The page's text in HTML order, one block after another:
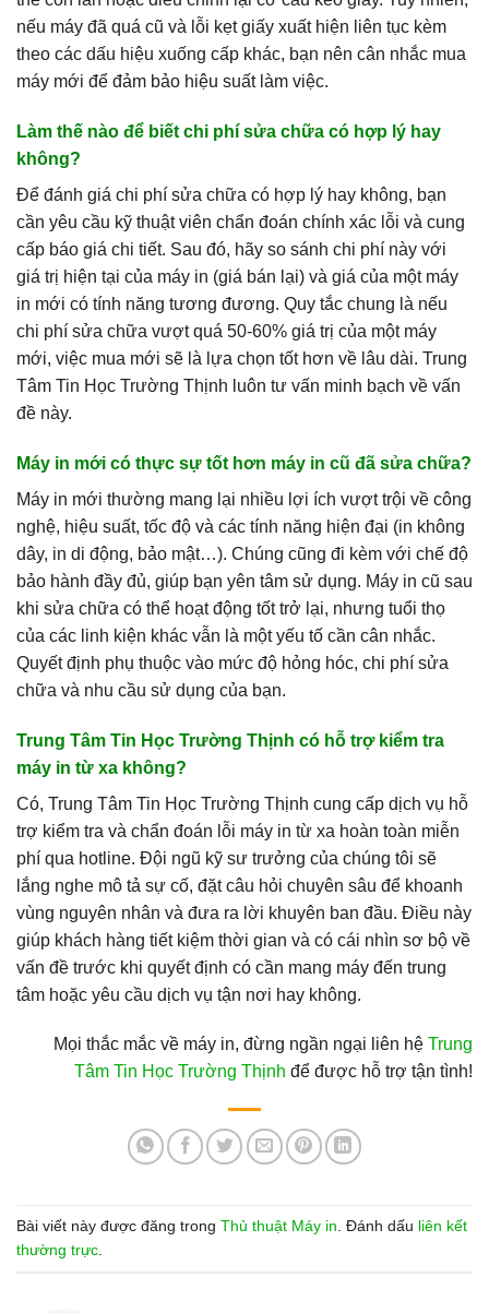
nếu máy đã quá cũ và lỗi kẹt giấy xuất hiện liên tục kèm
theo các dấu hiệu xuống cấp khác, bạn nên cân nhắc mua
máy mới để đảm bảo hiệu suất làm việc.
Làm thế nào để biết chi phí sửa chữa có hợp lý hay
không?
Để đánh giá chi phí sửa chữa có hợp lý hay không, bạn
cần yêu cầu kỹ thuật viên chẩn đoán chính xác lỗi và cung
cấp báo giá chi tiết. Sau đó, hãy so sánh chi phí này với
giá trị hiện tại của máy in (giá bán lại) và giá của một máy
in mới có tính năng tương đương. Quy tắc chung là nếu
chi phí sửa chữa vượt quá 50-60% giá trị của một máy
mới, việc mua mới sẽ là lựa chọn tốt hơn về lâu dài. Trung
Tâm Tin Học Trường Thịnh luôn tư vấn minh bạch về vấn
đề này.
Máy in mới có thực sự tốt hơn máy in cũ đã sửa chữa?
Máy in mới thường mang lại nhiều lợi ích vượt trội về công
nghệ, hiệu suất, tốc độ và các tính năng hiện đại (in không
dây, in di động, bảo mật…). Chúng cũng đi kèm với chế độ
bảo hành đầy đủ, giúp bạn yên tâm sử dụng. Máy in cũ sau
khi sửa chữa có thể hoạt động tốt trở lại, nhưng tuổi thọ
của các linh kiện khác vẫn là một yếu tố cần cân nhắc.
Quyết định phụ thuộc vào mức độ hỏng hóc, chi phí sửa
chữa và nhu cầu sử dụng của bạn.
Trung Tâm Tin Học Trường Thịnh có hỗ trợ kiểm tra
máy in từ xa không?
Có, Trung Tâm Tin Học Trường Thịnh cung cấp dịch vụ hỗ
trợ kiểm tra và chẩn đoán lỗi máy in từ xa hoàn toàn miễn
phí qua hotline. Đội ngũ kỹ sư trưởng của chúng tôi sẽ
lắng nghe mô tả sự cố, đặt câu hỏi chuyên sâu để khoanh
vùng nguyên nhân và đưa ra lời khuyên ban đầu. Điều này
giúp khách hàng tiết kiệm thời gian và có cái nhìn sơ bộ về
vấn đề trước khi quyết định có cần mang máy đến trung
tâm hoặc yêu cầu dịch vụ tận nơi hay không.
Mọi thắc mắc về máy in, đừng ngần ngại liên hệ Trung
Tâm Tin Học Trường Thịnh để được hỗ trợ tận tình!
Bài viết này được đăng trong Thủ thuật Máy in. Đánh dấu liên kết
thường trực.